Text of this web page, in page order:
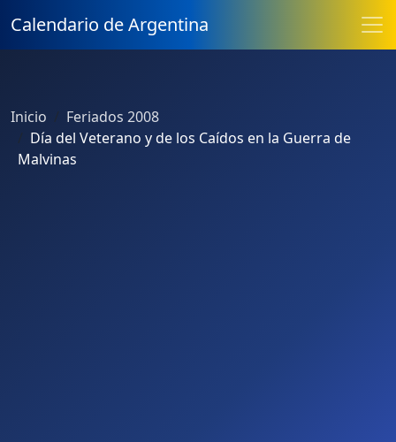
Calendario de Argentina
Inicio
Feriados 2008
Día del Veterano y de los Caídos en la Guerra de
Malvinas